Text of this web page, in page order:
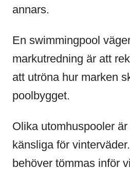
annars.
En swimmingpool
markutredning är att
att utröna hur marken
poolbygget.
Olika utomhuspooler
känsliga för
behöver tömmas inför